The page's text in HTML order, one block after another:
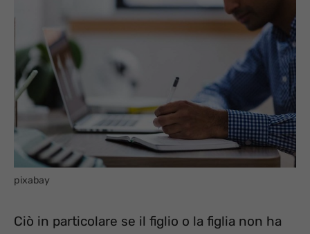
pixabay
Ciò in particolare se il figlio o la figlia non ha